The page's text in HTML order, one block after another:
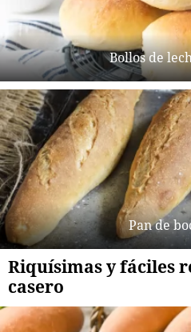
Bollos de
Pan de
Riquísimas y fáciles
casero